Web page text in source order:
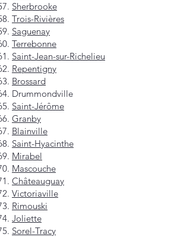
Sherbrooke
Trois-Rivières
Saguenay
Terrebonne
Saint-Jean-sur-Richelieu
Repentigny
Brossard
Drummondville
Saint-Jérôme
Granby
Blainville
Saint-Hyacinthe
Mirabel
Mascouche
Châteauguay
Victoriaville
Rimouski
Joliette
Sorel-Tracy